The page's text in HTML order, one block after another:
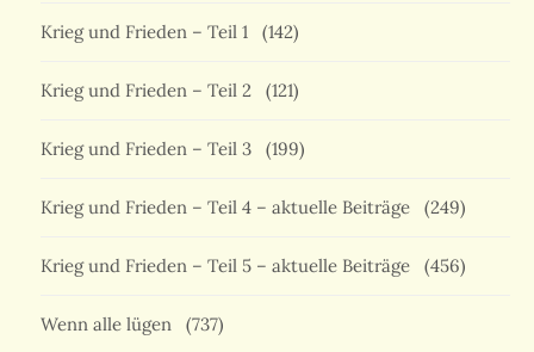
Krieg und Frieden – Teil 1 (142)
Krieg und Frieden – Teil 2 (121)
Krieg und Frieden – Teil 3 (199)
Krieg und Frieden – Teil 4 – aktuelle Beiträge (249)
Krieg und Frieden – Teil 5 – aktuelle Beiträge (456)
Wenn alle lügen (737)